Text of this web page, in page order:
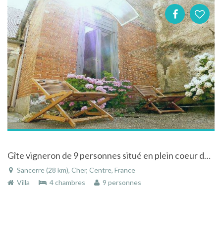
Gîte vigneron de 9 personnes situé en plein coeur de Sancerre
Sancerre (28 km), Cher, Centre, France
Villa
4 chambres 9 personnes